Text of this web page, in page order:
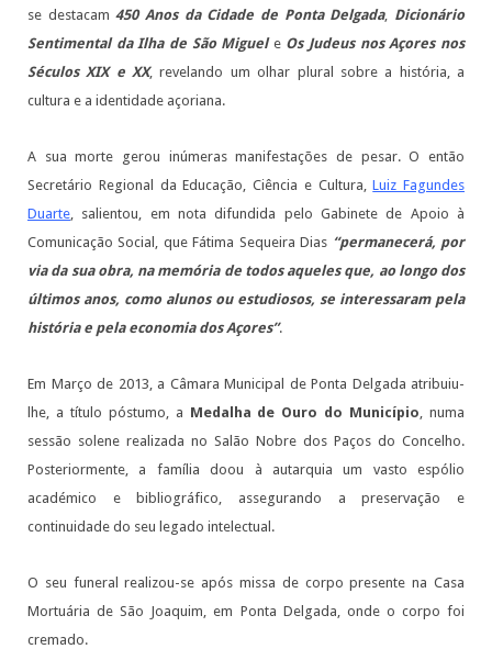
se destacam450 Anos da Cidade de Ponta Delgada, Dicionário
Sentimental da Ilha de São Miguel e Os Judeus nos Açores nos
Séculos XIX e XX, revelando um olhar plural sobre a história, a
cultura e a identidade açoriana.
A sua morte gerou inúmeras manifestações de pesar. O então
Secretário Regional da Educação, Ciência e Cultura,Luiz Fagundes
Duarte , salientou, em nota difundida pelo Gabinete de Apoio à
Comunicação Social, que Fátima Sequeira Dias “permanecerá, por
via da sua obra, na memória de todos aqueles que, ao longo dos
últimos anos, como alunos ou estudiosos, se interessaram pela
história e pela economia dos Açores”.
Em Março de 2013, a Câmara Municipal de Ponta Delgada atribuiu-
lhe, a título póstumo, a Medalha de Ouro do Município , numa
sessão solene realizada no Salão Nobre dos Paços do Concelho.
Posteriormente, a família doou à autarquia um vasto espólio
académico e bibliográfico, assegurando a preservação e
continuidade do seu legado intelectual.
O seu funeral realizou-se após missa de corpo presente na Casa
Mortuária de São Joaquim, em Ponta Delgada, onde o corpo foi
cremado.